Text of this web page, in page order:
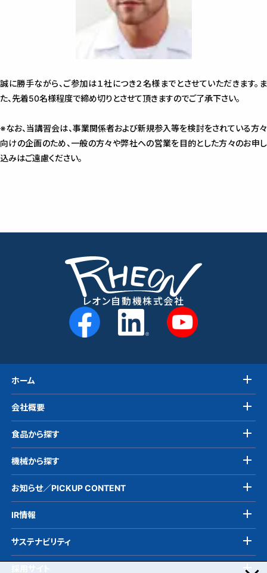
誠に勝手ながら、ご参加は１社につき２名様までとさせていただきます。ま
た、先着50名様程度で締め切りとさせて頂きますのでご了承下さい。
※なお、当講習会は、事業関係者および新規参入等を検討をされている方々
向けの企画のため、一般の方々や弊社への営業を目的とした方々のお申し
込みはご遠慮ください。
レオン自動機株式会社
ホーム
会社概要
食品から探す
機械から探す
お知らせ／PICKUP CONTENT
IR情報
サステナビリティ
採用サイト